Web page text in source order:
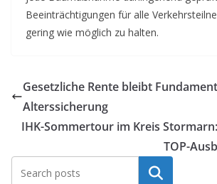
Beeinträchtigungen für alle
gering wie möglich zu halten.
Gesetzliche Rente bleibt
Alterssicherung
IHK-Sommertour im Kreis
TOP-
Suchen